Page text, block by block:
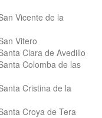
Vicente de la
Vitero
Clara de Avedillo
Colomba de las
Cristina de la
Croya de Tera